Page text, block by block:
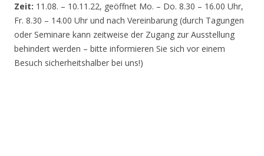
Zeit: 11.08. – 10.11.22, geöffnet Mo. – Do. 8.30 – 16.00 Uhr,
Fr. 8.30 – 14.00 Uhr und nach Vereinbarung (durch Tagungen
oder Seminare kann zeitweise der Zugang zur Ausstellung
behindert werden – bitte informieren Sie sich vor einem
Besuch sicherheitshalber bei uns!)